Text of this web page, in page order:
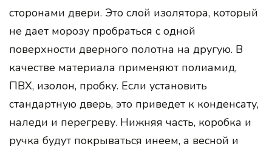
сторонами двери. Это слой изолятора, который
не дает морозу пробраться с одной
поверхности дверного полотна на другую. В
качестве материала применяют полиамид,
ПВХ, изолон, пробку. Если установить
стандартную дверь, это приведет к конденсату,
наледи и перегреву. Нижняя часть, коробка и
ручка будут покрываться инеем, а весной и